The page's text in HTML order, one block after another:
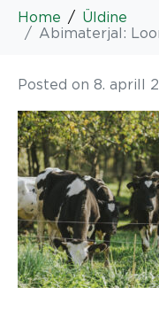
Home
Üldine
Abimaterjal:
Posted on 8. aprill